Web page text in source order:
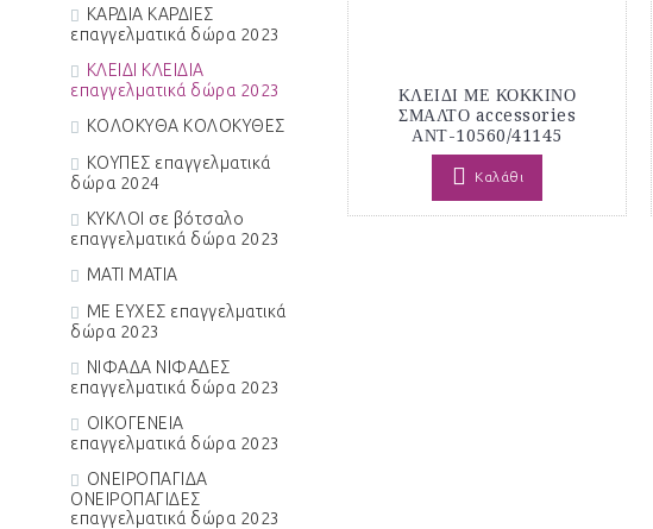
ΚΑΡΔΙΑ ΚΑΡΔΙΕΣ
επαγγελματικά δώρα 2023
ΚΛΕΙΔΙ ΚΛΕΙΔΙΑ
επαγγελματικά δώρα 2023
ΚΟΛΟΚΥΘΑ ΚΟΛΟΚΥΘΕΣ
ΚΟΥΠΕΣ επαγγελματικά
δώρα 2024
ΚΥΚΛΟΙ σε βότσαλο
επαγγελματικά δώρα 2023
ΜΑΤΙ ΜΑΤΙΑ
ΜΕ ΕΥΧΕΣ επαγγελματικά
δώρα 2023
ΝΙΦΑΔΑ ΝΙΦΑΔΕΣ
επαγγελματικά δώρα 2023
ΟΙΚΟΓΕΝΕΙΑ
επαγγελματικά δώρα 2023
ΟΝΕΙΡΟΠΑΓΙΔΑ
ΟΝΕΙΡΟΠΑΓΙΔΕΣ
επαγγελματικά δώρα 2023
ΚΛΕΙΔΙ ΜΕ ΚΟΚΚΙΝΟ
ΣΜΑΛΤΟ accessories
ΑΝΤ-10560/41145
Καλάθι